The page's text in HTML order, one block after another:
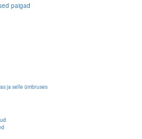
paigad
ja selle ümbruses